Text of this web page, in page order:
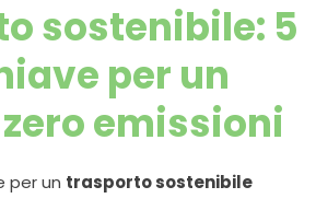
sostenibile: 5
per un
emissioni
per un trasporto sostenibile